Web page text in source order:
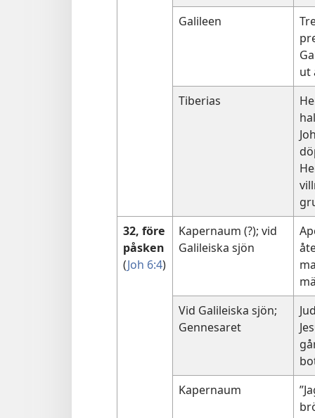
Galileen
ut
Tiberias
32, före
påsken
(Joh 6:4)
Kapernaum (?); vid
Galileiska sjön
Vid Galileiska sjön;
Gennesaret
Kapernaum